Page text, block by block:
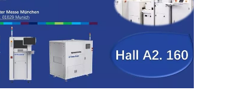
14 Οκτωβρίου 2025